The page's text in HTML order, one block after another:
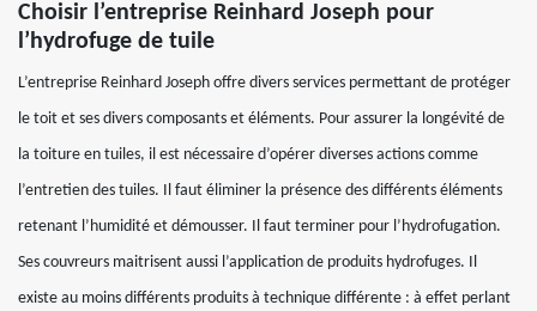
Choisir l’entreprise Reinhard Joseph pour
l’hydrofuge de tuile
L’entreprise Reinhard Joseph offre divers services permettant de protéger
le toit et ses divers composants et éléments. Pour assurer la longévité de
la toiture en tuiles, il est nécessaire d’opérer diverses actions comme
l’entretien des tuiles. Il faut éliminer la présence des différents éléments
retenant l’humidité et démousser. Il faut terminer pour l’hydrofugation.
Ses couvreurs maitrisent aussi l’application de produits hydrofuges. Il
existe au moins différents produits à technique différente : à effet perlant